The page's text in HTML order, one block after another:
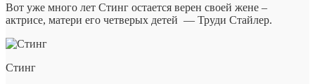
Вот уже много лет Стинг остается верен своей жене –
актрисе, матери его четверых детей — Труди Стайлер.
Стинг